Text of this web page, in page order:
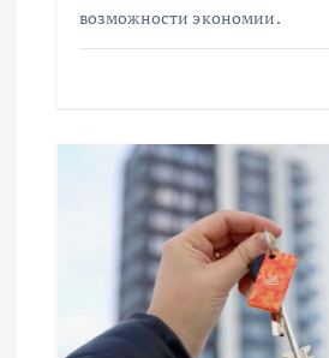
возможности экономии.